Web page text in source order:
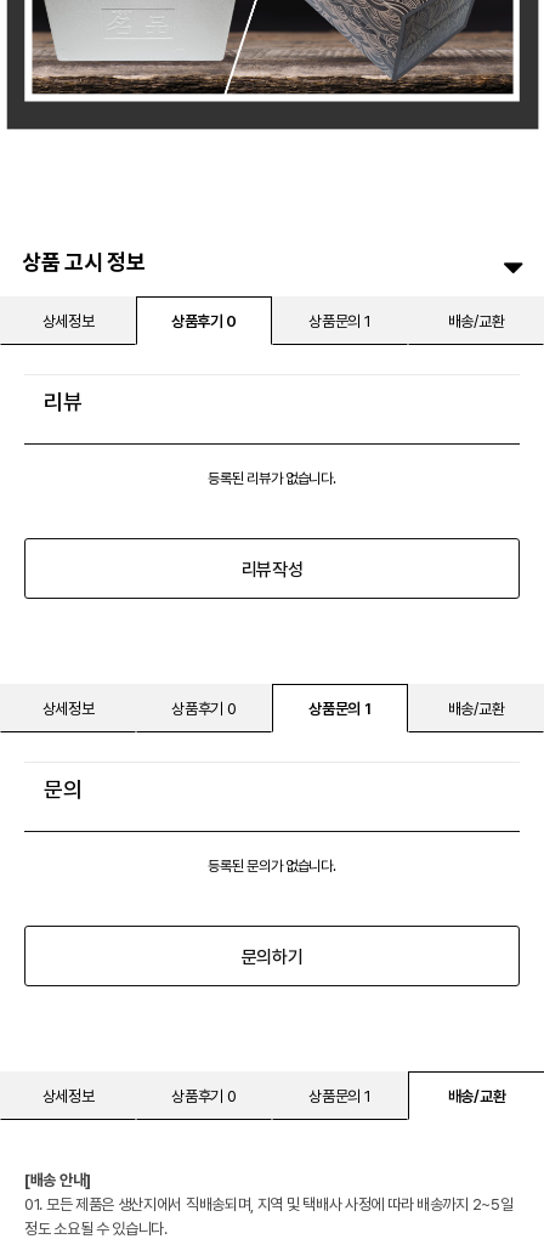
상품 고시 정보
상세정보 상품후기 0 상품문의 1 배송/교환
리뷰
등록된 리뷰가 없습니다.
리뷰작성
상세정보 상품후기 0 상품문의 1 배송/교환
문의
등록된 문의가 없습니다.
문의하기
상세정보 상품후기 0 상품문의 1 배송/교환
[배송 안내]
01. 모든 제품은 생산지에서 직배송되며, 지역 및 택배사 사정에 따라 배송까지 2~5일
정도 소요될 수 있습니다.